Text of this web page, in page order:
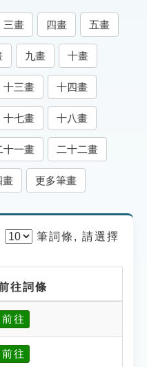
三畫 四畫 五畫
九畫 十畫
十三畫 十四畫
十七畫 十八畫
十一畫 二十二畫
畫 更多筆畫
筆詞條, 請選擇
往詞條
前往
前往